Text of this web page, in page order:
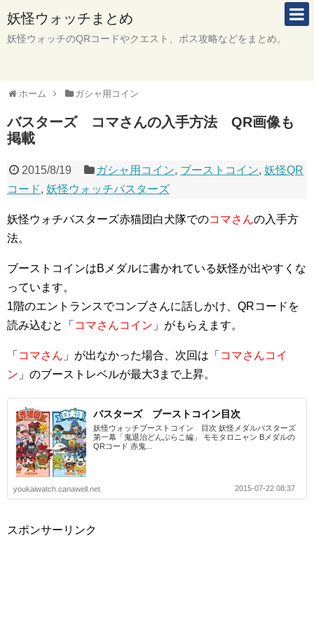
妖怪ウォッチまとめ
妖怪ウォッチのQRコードやクエスト、ボス攻略などをまとめ。
ホーム ガシャ用コイン
バスターズ コマさんの入手方法 QR画像も
掲載
2015/8/19 ガシャ用コイン, ブーストコイン,妖怪QR
コード, 妖怪ウォッチバスターズ
妖怪ウォチバスターズ赤猫団白犬隊でのコマさんの入手方
法。
ブーストコインはBメダルに書かれている妖怪が出やすくな
っています。
1階のエントランスでコンブさんに話しかけ、QRコードを
読み込むと「 コマさんコイン 」がもらえます。
「 コマさん 」が出なかった場合、次回は「 コマさんコイ
ン 」のブーストレベルが最大3まで上昇。
バスターズ ブーストコイン目次
妖怪ウォッチブーストコイン 目次 妖怪メダルバスターズ
第一幕「鬼退治どんぶらこ編」 モモタロニャン Bメダルの
QRコード 赤鬼...
youkaiwatch.canawell.net 2015-07-22 08:37
スポンサーリンク